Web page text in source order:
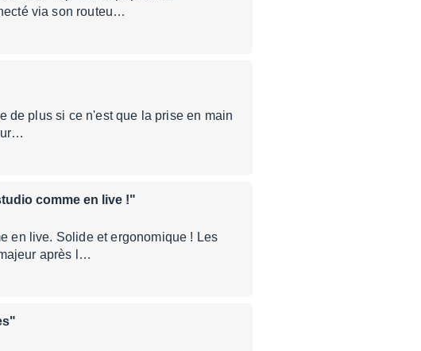
via son routeu…
de plus si ce n'est que la prise en main
comme en live !"
en live. Solide et ergonomique ! Les
après l…